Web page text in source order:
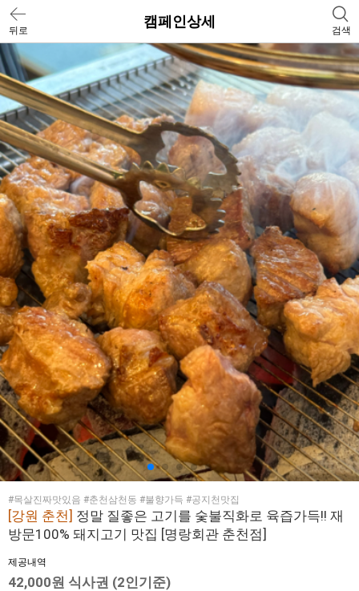
뒤로
캠페인상세
검색
#목살진짜맛있음 #춘천삼천동 #불향가득 #공지천맛집
[강원 춘천] 정말 질좋은 고기를 숯불직화로 육즙가득!! 재
방문100% 돼지고기 맛집 [명랑회관 춘천점]
제공내역
42,000원 식사권 (2인기준)